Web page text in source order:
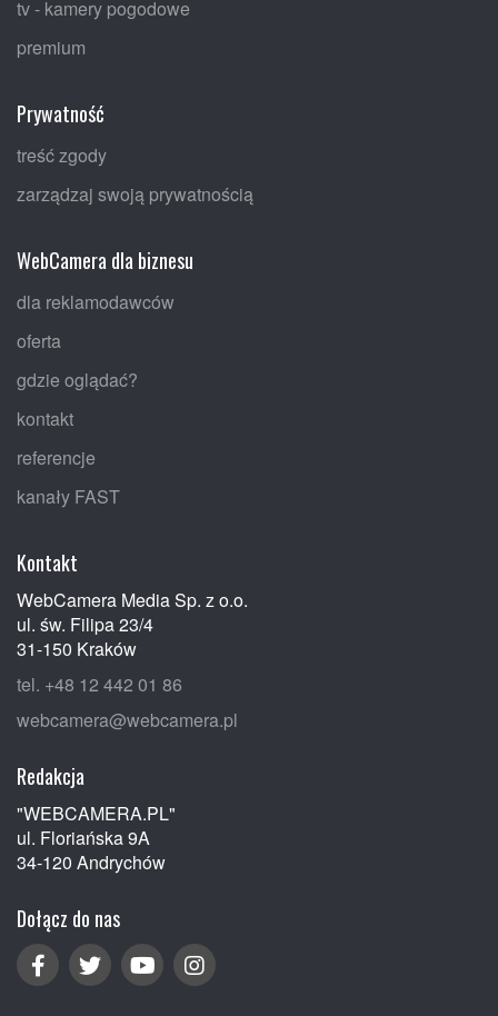
tv - kamery pogodowe
premium
Prywatność
treść zgody
zarządzaj swoją prywatnością
WebCamera dla biznesu
dla reklamodawców
oferta
gdzie oglądać?
kontakt
referencje
kanały FAST
Kontakt
WebCamera Media Sp. z o.o.
ul. św. Filipa 23/4
31-150 Kraków
tel. +48 12 442 01 86
webcamera@webcamera.pl
Redakcja
"WEBCAMERA.PL"
ul. Floriańska 9A
34-120 Andrychów
Dołącz do nas